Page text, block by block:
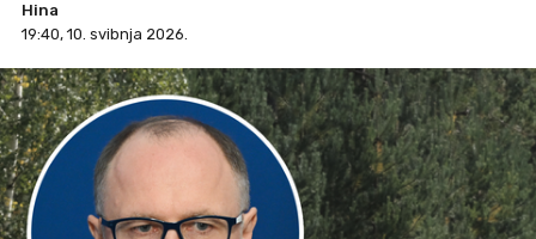
Hina
19:40, 10. svibnja 2026.